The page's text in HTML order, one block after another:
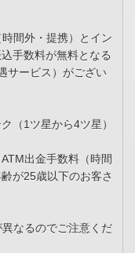
間外・提携）とイン
手数料が無料となる
サービス）がござい
（1ツ星から4ツ星）
出金手数料（時間
が25歳以下のお客さ
なるのでご注意くだ